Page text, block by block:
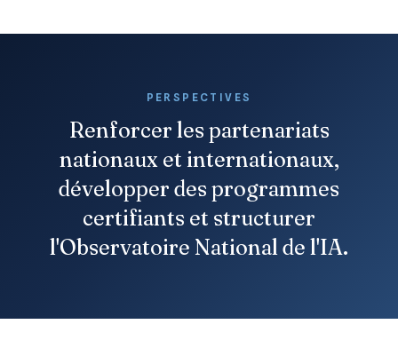
PERSPECTIVES
Renforcer les partenariats
nationaux et internationaux,
développer des programmes
certifiants et structurer
l'Observatoire National de l'IA.